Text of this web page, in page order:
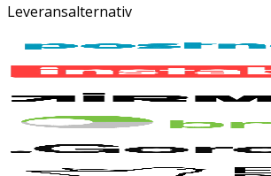
Leveransalternativ